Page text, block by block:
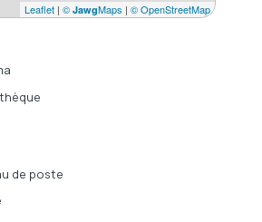
Leaflet | © JawgMaps | © OpenStreetMap
de poste